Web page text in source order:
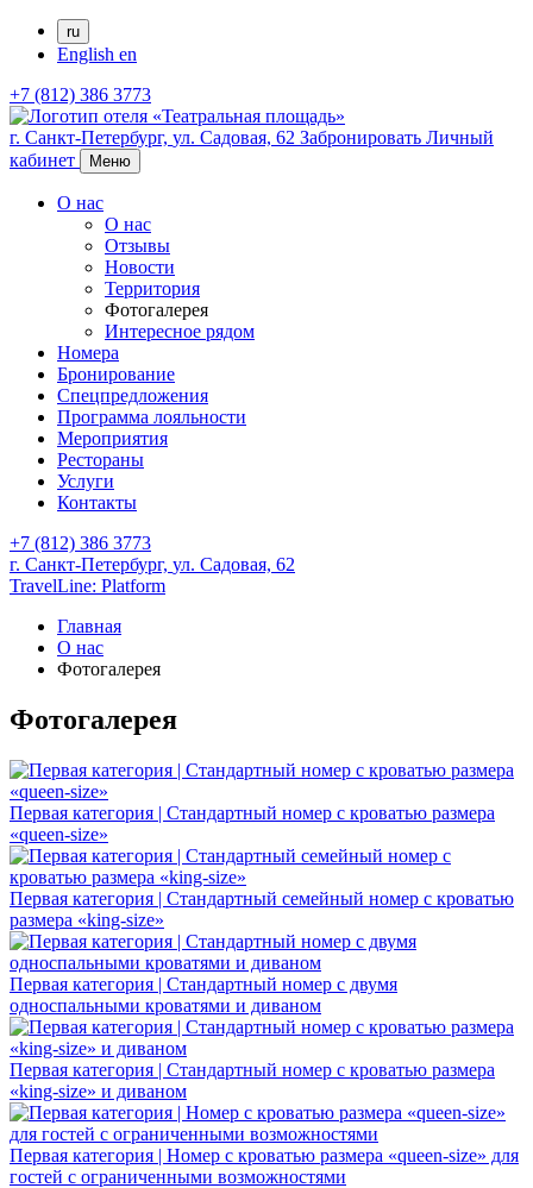
ru
English en
+7 (812) 386 3773
г. Санкт-Петербург, ул. Садовая, 62 Забронировать Личный
кабинет
Меню
О нас
О нас
Отзывы
Новости
Территория
Фотогалерея
Интересное рядом
Номера
Бронирование
Спецпредложения
Программа лояльности
Мероприятия
Рестораны
Услуги
Контакты
+7 (812) 386 3773
г. Санкт-Петербург, ул. Садовая, 62
TravelLine: Platform
Главная
О нас
Фотогалерея
Фотогалерея
Первая категория | Стандартный номер с кроватью размера
«queen-size»
Первая категория | Стандартный семейный номер с кроватью
размера «king-size»
Первая категория | Стандартный номер с двумя
односпальными кроватями и диваном
Первая категория | Стандартный номер с кроватью размера
«king-size» и диваном
Первая категория | Номер с кроватью размера «queen-size» для
гостей с ограниченными возможностями